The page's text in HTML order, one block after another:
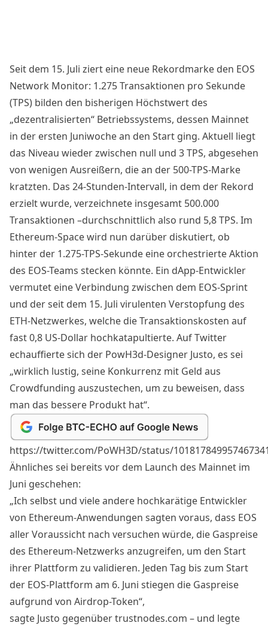
Seit dem 15. Juli ziert eine neue Rekordmarke den EOS
Network Monitor: 1.275 Transaktionen pro Sekunde
(TPS) bilden den bisherigen Höchstwert des
„dezentralisierten“ Betriebssystems, dessen Mainnet
in der ersten Juniwoche an den Start ging. Aktuell liegt
das Niveau wieder zwischen null und 3 TPS, abgesehen
von wenigen Ausreißern, die an der 500-TPS-Marke
kratzten. Das 24-Stunden-Intervall, in dem der Rekord
erzielt wurde, verzeichnete insgesamt 500.000
Transaktionen –durchschnittlich also rund 5,8 TPS. Im
Ethereum-Space wird nun darüber diskutiert, ob
hinter der 1.275-TPS-Sekunde eine orchestrierte Aktion
des EOS-Teams stecken könnte. Ein dApp-Entwickler
vermutet eine Verbindung zwischen dem EOS-Sprint
und der seit dem 15. Juli virulenten Verstopfung des
ETH-Netzwerkes, welche die Transaktionskosten auf
fast 0,8 US-Dollar hochkatapultierte. Auf Twitter
echauffierte sich der PowH3d-Designer Justo, es sei
„wirklich lustig, seine Konkurrenz mit Geld aus
Crowdfunding auszustechen, um zu beweisen, dass
man das bessere Produkt hat“.
https://twitter.com/PoWH3D/status/
Ähnliches sei bereits vor dem Launch des Mainnet im
Juni geschehen:
„Ich selbst und viele andere hochkarätige Entwickler
von Ethereum-Anwendungen sagten voraus, dass EOS
aller Voraussicht nach versuchen würde, die Gaspreise
des Ethereum-Netzwerks anzugreifen, um den Start
ihrer Plattform zu validieren. Jeden Tag bis zum Start
der EOS-Plattform am 6. Juni stiegen die Gaspreise
aufgrund von Airdrop-Token“,
sagte Justo gegenüber trustnodes.com – und legte